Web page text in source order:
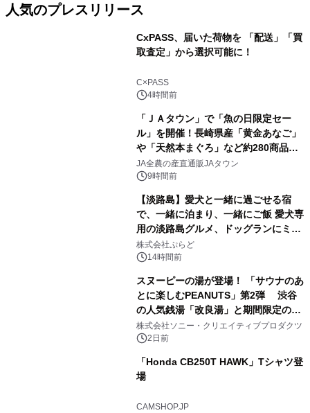
人気のプレスリリース
CxPASS、届いた荷物を 「配送」「買
取査定」から選択可能に！
C×PASS
4時間前
「ＪＡタウン」で「魚の日限定セー
ル」を開催！長崎県産「黄金あなご」
や「天然本まぐろ」など約280商品を
販売！～毎月１０日の定例企画～
JA全農の産直通販JAタウン
9時間前
【淡路島】愛犬と一緒に過ごせる宿
で、一緒に泊まり、一緒にご飯 愛犬専
用の淡路島グルメ、ドッグランにミニ
プール グランピングとトレーラーハウ
スの2施設で
株式会社ぷらど
14時間前
スヌーピーの湯が登場！ 「サウナのあ
とに楽しむPEANUTS」第2弾 渋谷
の人気銭湯「改良湯」と期間限定のコ
ラボレーション サウナイキタイコラ
ボグッズも発売決定！
株式会社ソニー・クリエイティブプロダクツ
2日前
「Honda CB250T HAWK」Tシャツ登
場
CAMSHOP.JP